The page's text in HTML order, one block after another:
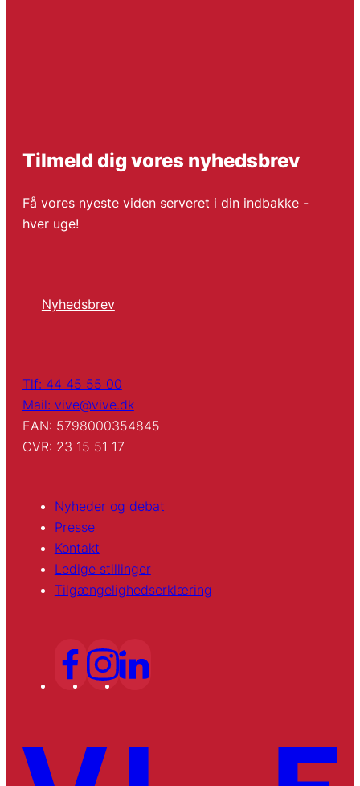
Tilmeld dig vores nyhedsbrev
Få vores nyeste viden serveret i din indbakke -
hver uge!
Nyhedsbrev
Tlf: 44 45 55 00
Mail: vive@vive.dk
EAN: 5798000354845
CVR: 23 15 51 17
Nyheder og debat
Presse
Kontakt
Ledige stillinger
Tilgængelighedserklæring